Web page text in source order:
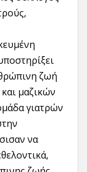
ζωή
μαζικών
γιατρών
να